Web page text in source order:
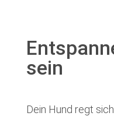
sein
Dein Hund regt